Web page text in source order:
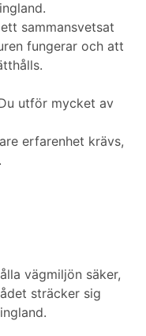
sammansvetsat
fungerar och att
utför mycket av
erfarenhet krävs,
vägmiljön säker,
sträcker sig